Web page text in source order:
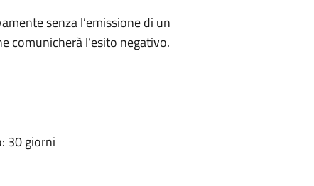
senza l’emissione di un
comunicherà l’esito negativo.
30 giorni